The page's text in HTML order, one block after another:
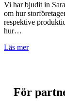
Vi har bjudit in
om hur
respektive
hur…
Läs mer
För